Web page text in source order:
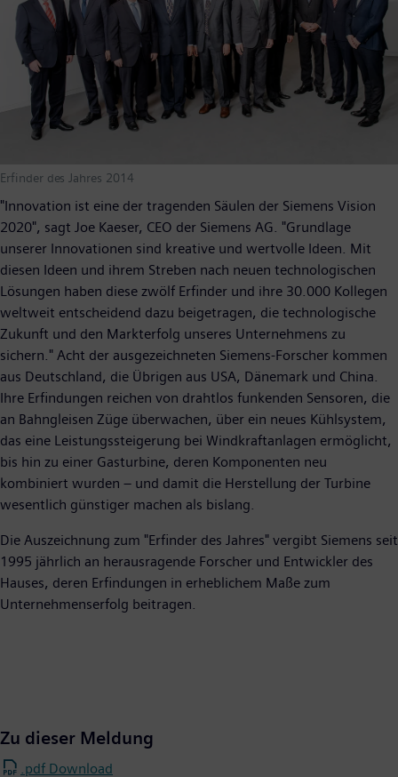
Erfinder des Jahres 2014
"Innovation ist eine der tragenden Säulen der Siemens Vision
2020", sagt Joe Kaeser, CEO der Siemens AG. "Grundlage
unserer Innovationen sind kreative und wertvolle Ideen. Mit
diesen Ideen und ihrem Streben nach neuen technologischen
Lösungen haben diese zwölf Erfinder und ihre 30.000 Kollegen
weltweit entscheidend dazu beigetragen, die technologische
Zukunft und den Markterfolg unseres Unternehmens zu
sichern." Acht der ausgezeichneten Siemens-Forscher kommen
aus Deutschland, die Übrigen aus USA, Dänemark und China.
Ihre Erfindungen reichen von drahtlos funkenden Sensoren, die
an Bahngleisen Züge überwachen, über ein neues Kühlsystem,
das eine Leistungssteigerung bei Windkraftanlagen ermöglicht,
bis hin zu einer Gasturbine, deren Komponenten neu
kombiniert wurden – und damit die Herstellung der Turbine
wesentlich günstiger machen als bislang.
Die Auszeichnung zum "Erfinder des Jahres" vergibt Siemens seit
1995 jährlich an herausragende Forscher und Entwickler des
Hauses, deren Erfindungen in erheblichem Maße zum
Unternehmenserfolg beitragen.
Zu dieser Meldung
.pdf Download